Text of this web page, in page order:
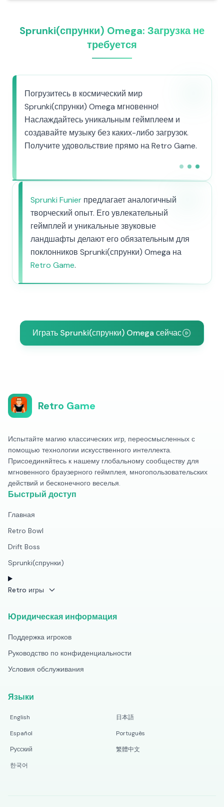
Sprunki(спрунки) Omega: Загрузка не
требуется
Погрузитесь в космический мир
Sprunki(спрунки) Omega мгновенно!
Наслаждайтесь уникальным геймплеем и
создавайте музыку без каких-либо загрузок.
Получите удовольствие прямо на Retro Game.
Sprunki Funier предлагает аналогичный
творческий опыт. Его увлекательный
геймплей и уникальные звуковые
ландшафты делают его обязательным для
поклонников Sprunki(спрунки) Omega на
Retro Game.
Играть Sprunki(спрунки) Omega сейчас
Retro Game
Испытайте магию классических игр, переосмысленных с
помощью технологии искусственного интеллекта.
Присоединяйтесь к нашему глобальному сообществу для
мгновенного браузерного геймплея, многопользовательских
действий и бесконечного веселья.
Быстрый доступ
Главная
Retro Bowl
Drift Boss
Sprunki(спрунки)
Retro игры
Юридическая информация
Поддержка игроков
Руководство по конфиденциальности
Условия обслуживания
Языки
English
日本語
Español
Português
Русский
繁體中文
한국어